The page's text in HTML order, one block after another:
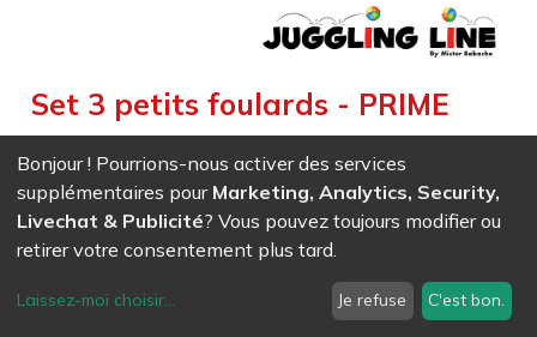
Set 3 petits foulards - PRIME
Weight :0,020kg
Set de 3 petits foulards de qualité. Taille: 40 x 40 cm Réactif
au UV.
5,93CHF
Bonjour ! Pourrions-nous activer des services
supplémentaires pour Marketing, Analytics, Security,
Livechat & Publicité? Vous pouvez toujours modifier ou
retirer votre consentement plus tard.
Laissez-moi choisir... Je refuse C'est bon.